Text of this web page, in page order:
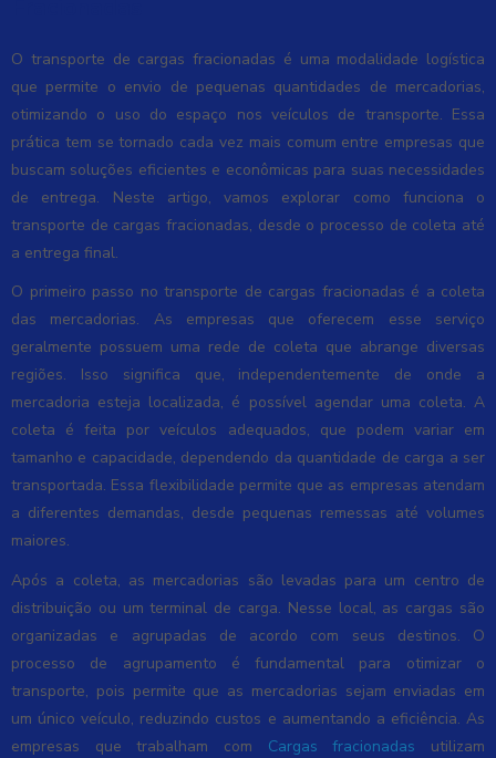
O transporte de cargas fracionadas é uma modalidade logística
que permite o envio de pequenas quantidades de mercadorias,
otimizando o uso do espaço nos veículos de transporte. Essa
prática tem se tornado cada vez mais comum entre empresas que
buscam soluções eficientes e econômicas para suas necessidades
de entrega. Neste artigo, vamos explorar como funciona o
transporte de cargas fracionadas, desde o processo de coleta até
a entrega final.
O primeiro passo no transporte de cargas fracionadas é a coleta
das mercadorias. As empresas que oferecem esse serviço
geralmente possuem uma rede de coleta que abrange diversas
regiões. Isso significa que, independentemente de onde a
mercadoria esteja localizada, é possível agendar uma coleta. A
coleta é feita por veículos adequados, que podem variar em
tamanho e capacidade, dependendo da quantidade de carga a ser
transportada. Essa flexibilidade permite que as empresas atendam
a diferentes demandas, desde pequenas remessas até volumes
maiores.
Após a coleta, as mercadorias são levadas para um centro de
distribuição ou um terminal de carga. Nesse local, as cargas são
organizadas e agrupadas de acordo com seus destinos. O
processo de agrupamento é fundamental para otimizar o
transporte, pois permite que as mercadorias sejam enviadas em
um único veículo, reduzindo custos e aumentando a eficiência. As
empresas que trabalham com Cargas fracionadas utilizam